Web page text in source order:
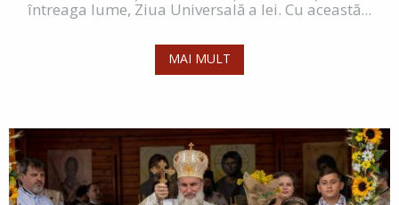
întreaga lume, Ziua Universală a Iei. Cu această...
MAI MULT